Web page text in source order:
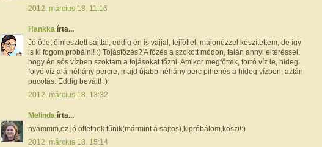
2012. március 18. 11:16
Hankka írta...
Jó ötlet ömlesztett sajttal, eddig én is vajjal, tejföllel, majonézzel készítettem, de így
is ki fogom próbálni! :) Tojásfőzés? A főzés a szokott módon, talán annyi eltéréssel,
hogy én sós vízben szoktam a tojásokat főzni. Amikor megfőttek, forró víz le, hideg
folyó víz alá néhány percre, majd újabb néhány perc pihenés a hideg vízben, aztán
pucolás. Eddig bevált! :)
2012. március 18. 13:32
Melinda írta...
nyammm,ez jó ötletnek tűnik(mármint a sajtos),kipróbálom,köszi!:)
2012. március 18. 15:14